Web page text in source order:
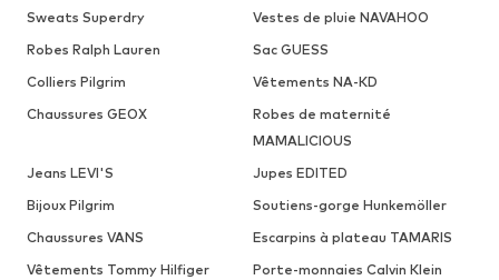
Sweats Superdry
Vestes de pluie NAVAHOO
Robes Ralph Lauren
Sac GUESS
Colliers Pilgrim
Vêtements NA-KD
Chaussures GEOX
Robes de maternité
MAMALICIOUS
Jeans LEVI'S
Jupes EDITED
Bijoux Pilgrim
Soutiens-gorge Hunkemöller
Chaussures VANS
Escarpins à plateau TAMARIS
Vêtements Tommy Hilfiger
Porte-monnaies Calvin Klein